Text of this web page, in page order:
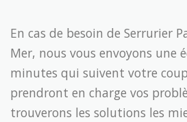
En cas de besoin de Serrurier
Mer, nous vous envoyons une
minutes qui suivent votre
prendront en charge vos
trouverons les solutions les